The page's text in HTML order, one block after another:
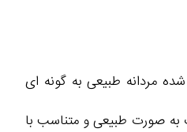
مردانه طبیعی به‌ گونه‌ ای
صورت طبیعی و متناسب با